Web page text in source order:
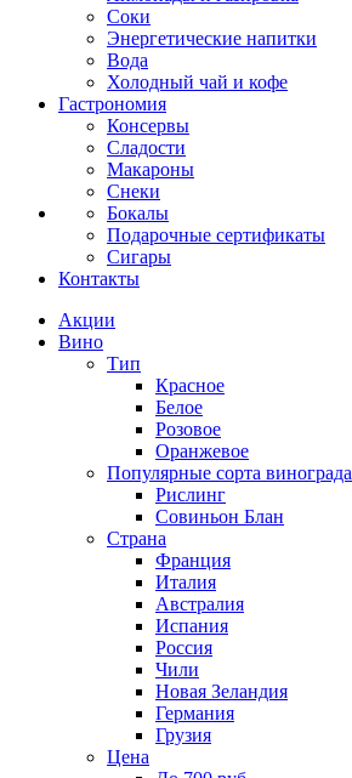
Соки
Энергетические напитки
Вода
Холодный чай и кофе
Гастрономия
Консервы
Сладости
Макароны
Снеки
Бокалы
Подарочные сертификаты
Сигары
Контакты
Акции
Вино
Тип
Красное
Белое
Розовое
Оранжевое
Популярные сорта винограда
Рислинг
Совиньон Блан
Страна
Франция
Италия
Австралия
Испания
Россия
Чили
Новая Зеландия
Германия
Грузия
Цена